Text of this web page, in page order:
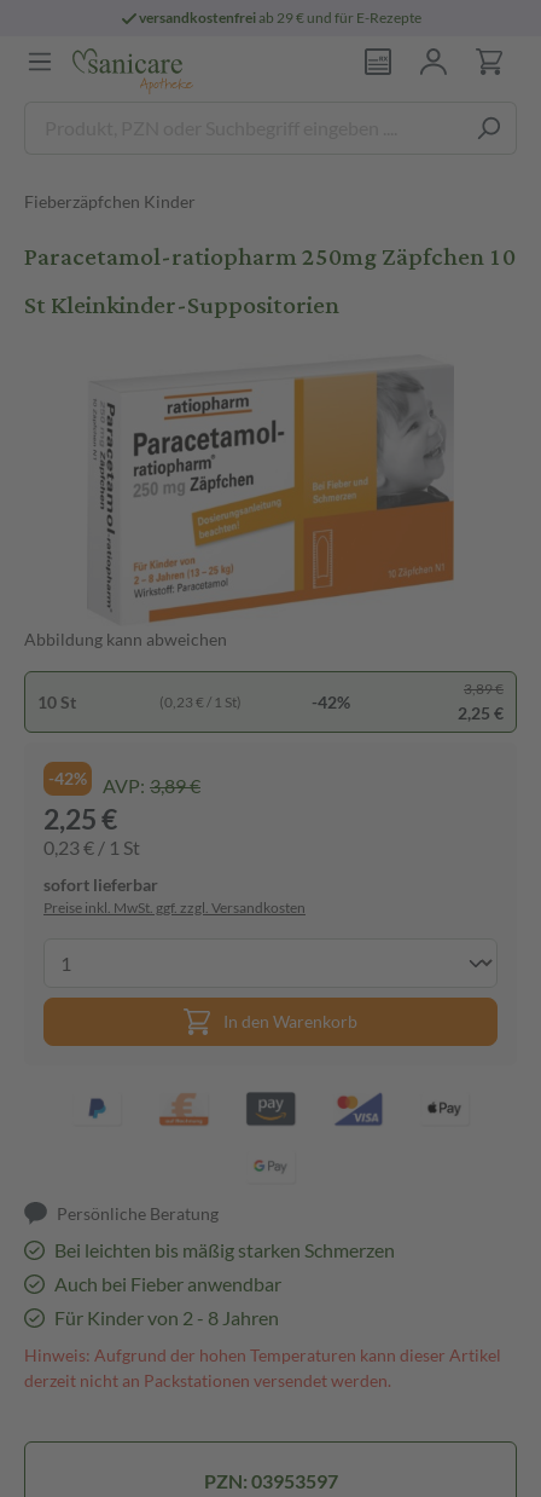
versandkostenfreiab 29 € und für E-Rezepte
Fieberzäpfchen Kinder
Paracetamol-ratiopharm 250mg Zäpfchen 10
St Kleinkinder-Suppositorien
Abbildung kann abweichen
10 St (0,23 € / 1 St) -42%
3,89 €
2,25 €
-42% AVP: 3,89 €
2,25 €
0,23 € / 1 St
sofort lieferbar
Preise inkl. MwSt. ggf. zzgl. Versandkosten
In den Warenkorb
Persönliche Beratung
Bei leichten bis mäßig starken Schmerzen
Auch bei Fieber anwendbar
Für Kinder von 2 - 8 Jahren
Hinweis: Aufgrund der hohen Temperaturen kann dieser Artikel
derzeit nicht an Packstationen versendet werden.
PZN: 03953597